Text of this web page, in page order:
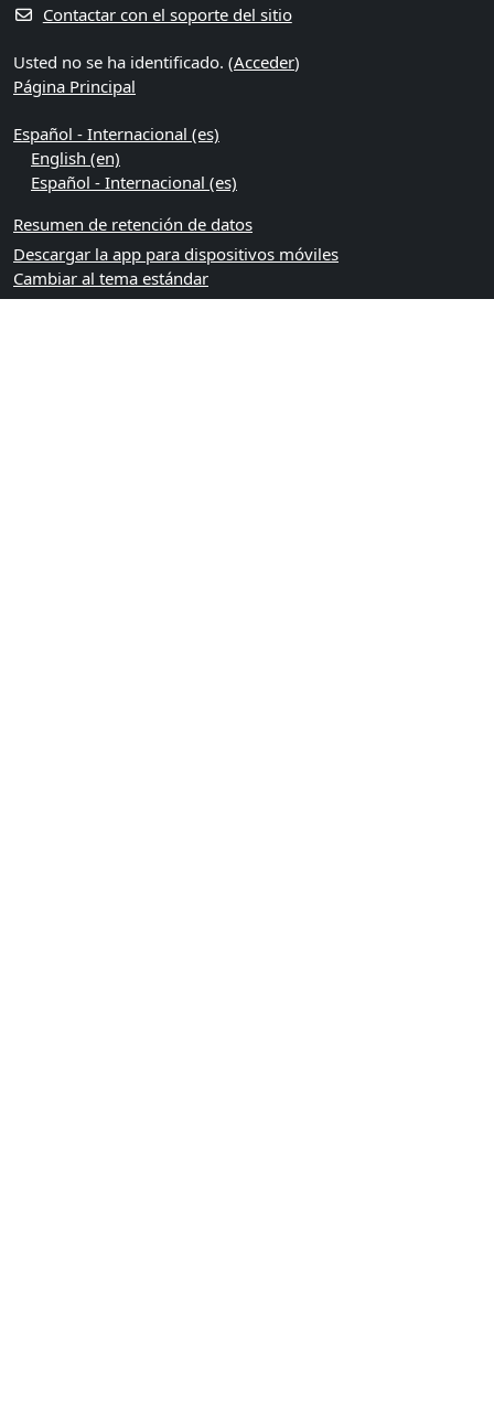
Contactar con el soporte del sitio
Usted no se ha identificado. (Acceder)
Página Principal
Español - Internacional ‎(es)‎
English ‎(en)‎
Español - Internacional ‎(es)‎
Resumen de retención de datos
Descargar la app para dispositivos móviles
Cambiar al tema estándar